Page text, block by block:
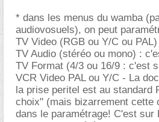
* dans les menus du wamba
audiovosuels), on peut
TV Video (RGB ou Y/C ou
TV Audio (stéréo ou mono) :
TV Format (4/3 ou 16/9 : c'est
VCR Video PAL ou Y/C - La
la prise peritel est au standard
choix" (mais bizarrement cette
dans le paramétrage! C'est sur